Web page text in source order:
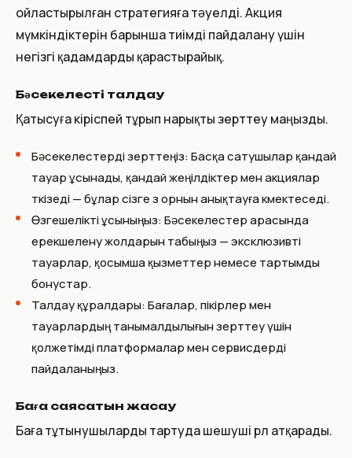
ойластырылған стратегияға тәуелді. Акция
мүмкіндіктерін барынша тиімді пайдалану үшін
негізгі қадамдарды қарастырайық.
Бәсекелесті талдау
Қатысуға кіріспей тұрып нарықты зерттеу маңызды.
Бәсекелестерді зерттеңіз: Басқа сатушылар қандай
тауар ұсынады, қандай жеңілдіктер мен акциялар
өткізеді — бұлар сізге өз орнын анықтауға көмектеседі.
Өзгешелікті ұсыныңыз: Бәсекелестер арасында
ерекшелену жолдарын табыңыз — эксклюзивті
тауарлар, қосымша қызметтер немесе тартымды
бонустар.
Талдау құралдары: Бағалар, пікірлер мен
тауарлардың танымалдылығын зерттеу үшін
қолжетімді платформалар мен сервисдерді
пайдаланыңыз.
Баға саясатын жасау
Баға тұтынушыларды тартуда шешуші рөл атқарады.